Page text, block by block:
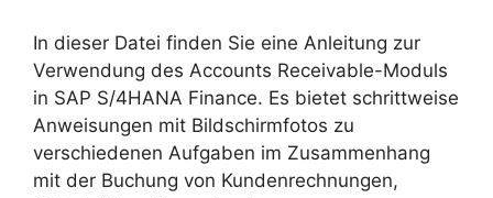
In dieser Datei finden Sie eine Anleitung zur
Verwendung des Accounts Receivable-Moduls
in SAP S/4HANA Finance. Es bietet schrittweise
Anweisungen mit Bildschirmfotos zu
verschiedenen Aufgaben im Zusammenhang
mit der Buchung von Kundenrechnungen,